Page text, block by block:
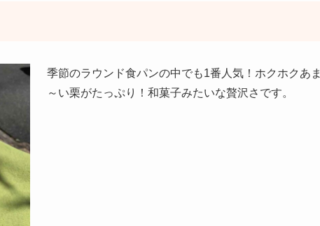
季節のラウンド食パンの中でも1番人気！ホクホクあ
～い栗がたっぷり！和菓子みたいな贅沢さです。